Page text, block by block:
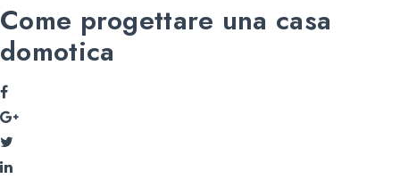
Come progettare una casa
domotica